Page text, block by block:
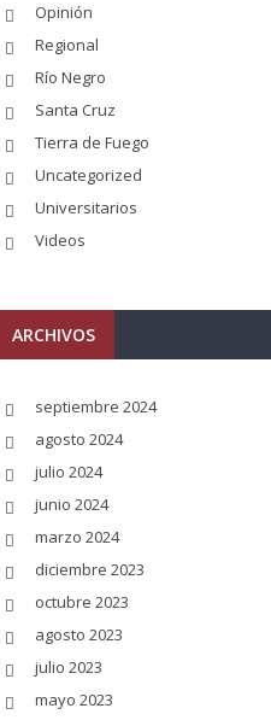
Opinión
Regional
Río Negro
Santa Cruz
Tierra de Fuego
Uncategorized
Universitarios
Videos
ARCHIVOS
septiembre 2024
agosto 2024
julio 2024
junio 2024
marzo 2024
diciembre 2023
octubre 2023
agosto 2023
julio 2023
mayo 2023